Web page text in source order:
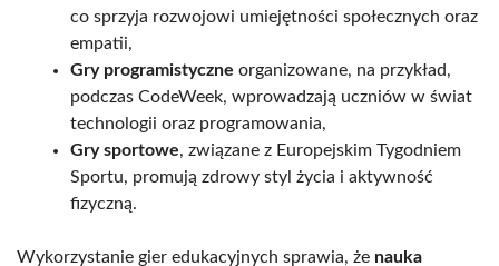
co sprzyja rozwojowi umiejętności społecznych oraz
empatii,
Gry programistyczne organizowane, na przykład,
podczas CodeWeek, wprowadzają uczniów w świat
technologii oraz programowania,
Gry sportowe, związane z Europejskim Tygodniem
Sportu, promują zdrowy styl życia i aktywność
fizyczną.
Wykorzystanie gier edukacyjnych sprawia, że nauka